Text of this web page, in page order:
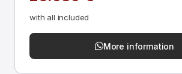
with all included
More information